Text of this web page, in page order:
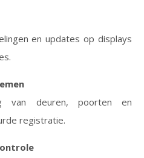
en updates op displays
van deuren, poorten en
registratie.